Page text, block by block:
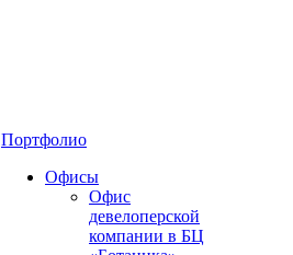
Портфолио
Офисы
Офис
девелоперской
компании в БЦ